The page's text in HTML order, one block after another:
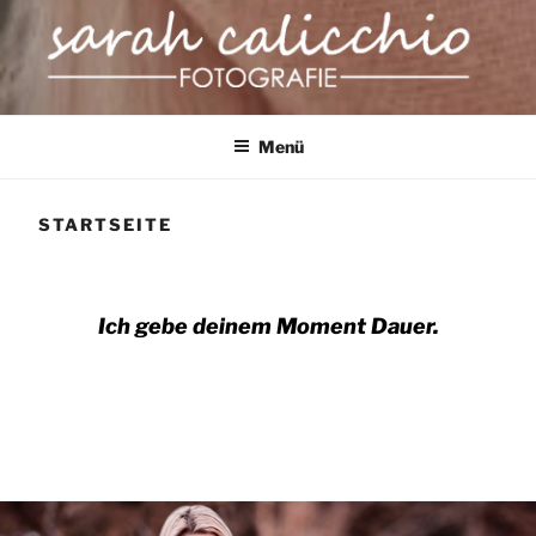
SARAH CALICCHIO
Menü
STARTSEITE
Ich gebe deinem Moment Dauer.